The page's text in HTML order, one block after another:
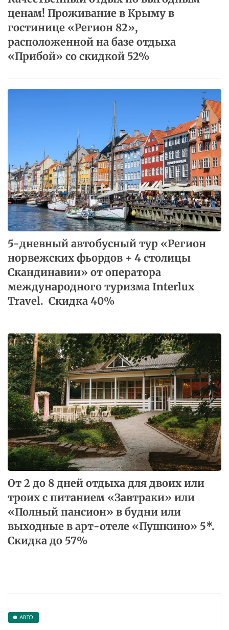
ценам! Проживание в Крыму в
гостинице «Регион 82»,
расположенной на базе отдыха
«Прибой» со скидкой 52%
5-дневный​ ​автобусный​ ​тур​ ​«Регион​ ​
норвежских​ ​фьордов​ ​+​ ​4​ ​столицы
Скандинавии»​ ​от​​ ​​оператора​ ​
международного​​ ​​туризма​​ ​​Interlux​​ ​​
Travel.​ ​ Скидка 40%
От 2 до 8 дней отдыха для двоих или
троих с питанием «Завтраки» или
«Полный пансион» в будни или
выходные в арт-отеле «Пушкино» 5*.
Скидка до 57%
АВТО